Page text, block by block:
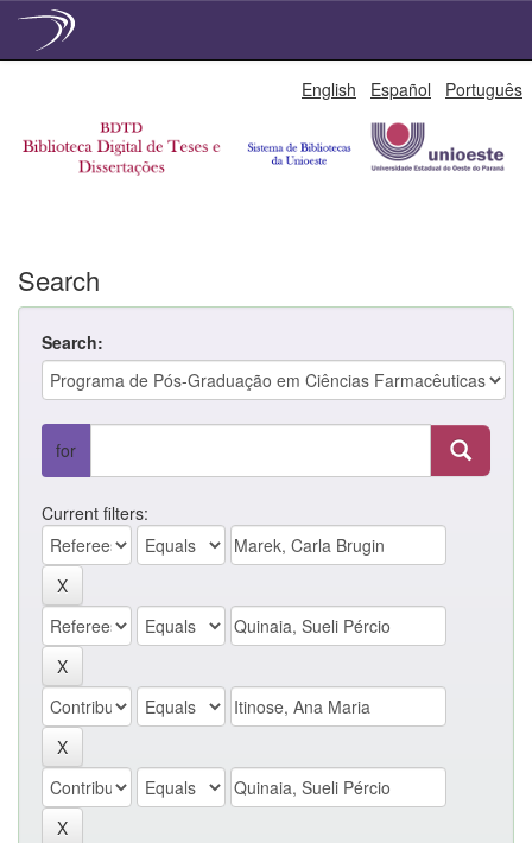
English Español Português
Search
Search:
for
Current filters: